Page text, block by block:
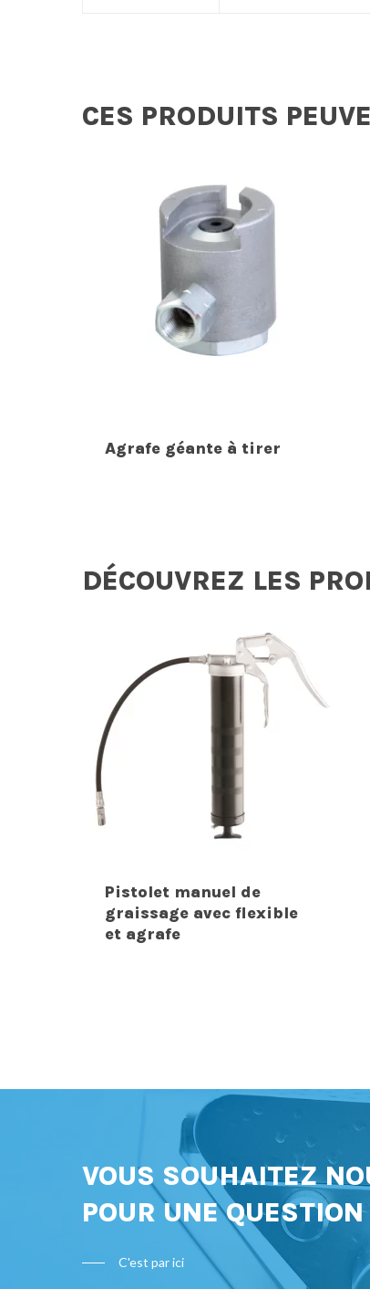
CES PRODUITS
Agrafe géante à tirer
DÉCOUVREZ LES
Pistolet manuel de
graissage avec flexible
et agrafe
VOUS SOUHAITEZ
POUR UNE
C'est par ici